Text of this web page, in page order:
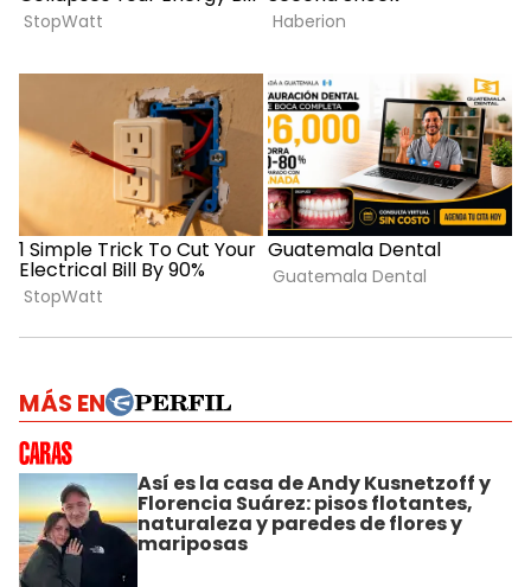
MÁS EN
Así es la casa de Andy Kusnetzoff y
Florencia Suárez: pisos flotantes,
naturaleza y paredes de flores y
mariposas